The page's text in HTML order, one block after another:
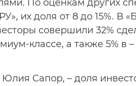
По оценкам других
их доля от 8 до 15%. В
совершили 32%
классе, а также 5% в –
Юлия Сапор, – доля